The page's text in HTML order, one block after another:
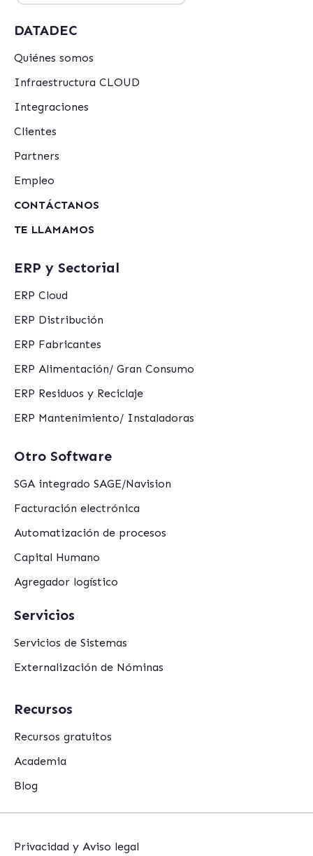
DATADEC
Quiénes somos
Infraestructura CLOUD
Integraciones
Clientes
Partners
Empleo
CONTÁCTANOS
TE LLAMAMOS
ERP y Sectorial
ERP Cloud
ERP Distribución
ERP Fabricantes
ERP Alimentación/ Gran Consumo
ERP Residuos y Reciclaje
ERP Mantenimiento/ Instaladoras
Otro Software
SGA integrado SAGE/Navision
Facturación electrónica
Automatización de procesos
Capital Humano
Agregador logístico
Servicios
Servicios de Sistemas
Externalización de Nóminas
Recursos
Recursos gratuitos
Academia
Blog
Privacidad y Aviso legal